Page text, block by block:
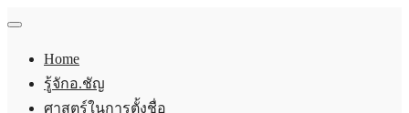
Home
รู้จักอ.ชัญ
ศาสตร์ในการตั้งชื่อ